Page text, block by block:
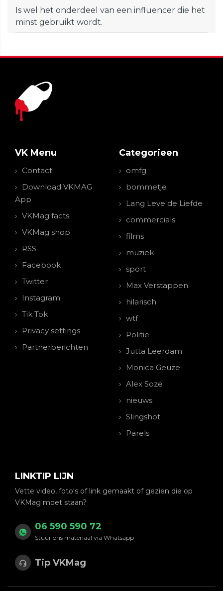
Is wel het onderdeel van een influencer die het
minst gebruikt wordt.
VK Menu
Contact
Download VKMAG
App
VKMag facts
VKMag shop
RSS
Facebook
Twitter
Instagram
Tik Tok
Privacy settings
Partnerberichten
Categorieen
omfg
bommetje
Lang Leve de Liefde
commercials
films
muziek
sport
Max Verstappen
hilarisch
wtf
Politie
Jutta Leerdam
Monica Geuze
Alex Soze
nieuws
Slingshot
Parels
LINKTIP LIJN
Vette video, foto's of link gemaakt of gezien die op
VKMag moet staan?
06 590 590 72
Stuur ons materiaal via Whatsapp
Tip VKMag